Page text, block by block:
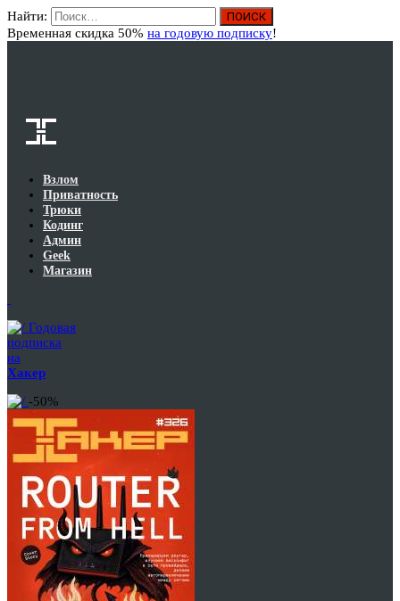
Найти:
Временная скидка 50% на годовую подписку!
Взлом
Приватность
Трюки
Кодинг
Админ
Geek
Магазин
Годовая
подписка
на
Хакер
-50%